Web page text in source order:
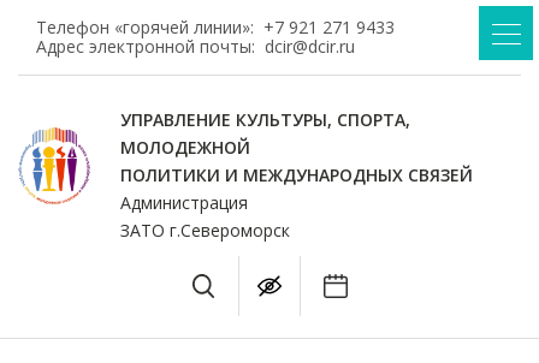
Телефон «горячей линии»: +7 921 271 9433
Адрес электронной почты: dcir@dcir.ru
УПРАВЛЕНИЕ КУЛЬТУРЫ, СПОРТА,
МОЛОДЕЖНОЙ
ПОЛИТИКИ И МЕЖДУНАРОДНЫХ СВЯЗЕЙ
Администрация
ЗАТО г.Североморск